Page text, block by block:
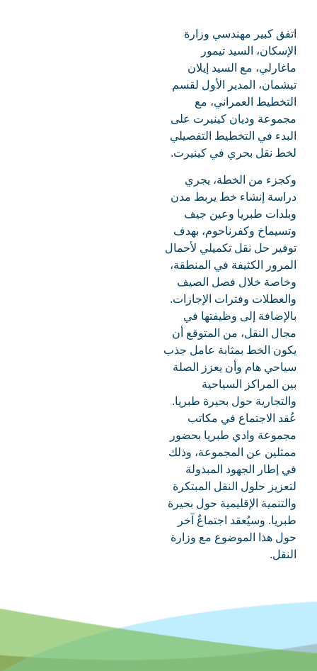
اتفق كبير مهندسي وزارة
الإسكان، السيد تيمور
ماغارلي، مع السيد إيلان
تيشمان، المدير الأول لقسم
التخطيط العمراني، مع
مجموعة وديان كينيرت على
البدء في التخطيط التفصيلي
لخط نقل بحري في كينيرت.
وكجزء من الخطة، يجري
دراسة إنشاء خط يربط مدن
وبلدات طبريا وعين جيف
وتسيماخ وكفرناحوم، بهدف
توفير حل نقل تكميلي لأحمال
المرور الكثيفة في المنطقة،
وخاصة خلال فصل الصيف
والعطلات وفترات الإجازات.
بالإضافة إلى وظيفتها في
مجال النقل، من المتوقع أن
يكون الخط بمثابة عامل جذب
سياحي هام وأن يعزز الصلة
بين المراكز السياحية
والتجارية حول بحيرة طبريا.
عُقد الاجتماع في مكاتب
مجموعة وادي طبريا بحضور
ممثلين عن المجموعة، وذلك
في إطار الجهود المبذولة
لتعزيز حلول النقل المبتكرة
والتنمية الإقليمية حول بحيرة
طبريا. وسيُعقد اجتماعٌ آخر
حول هذا الموضوع مع وزارة
النقل.